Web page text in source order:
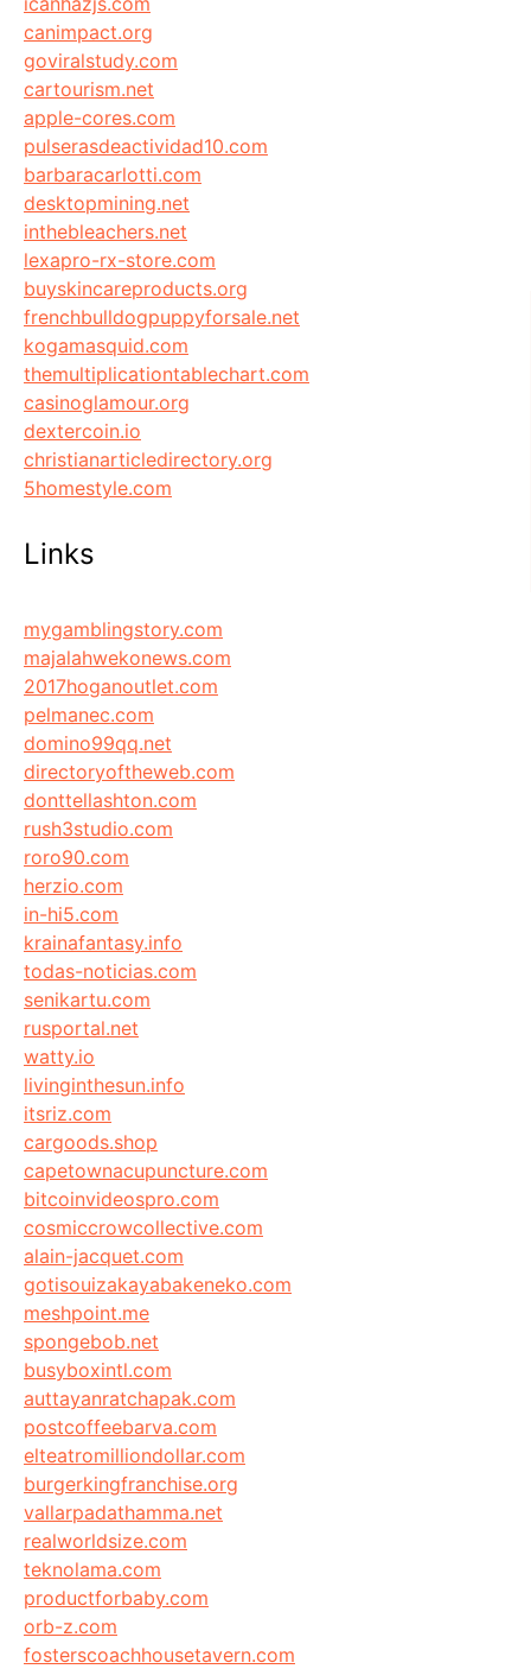
canimpact.org
goviralstudy.com
cartourism.net
apple-cores.com
pulserasdeactividad10.com
barbaracarlotti.com
desktopmining.net
inthebleachers.net
lexapro-rx-store.com
buyskincareproducts.org
frenchbulldogpuppyforsale.net
kogamasquid.com
themultiplicationtablechart.com
casinoglamour.org
dextercoin.io
christianarticledirectory.org
5homestyle.com
Links
mygamblingstory.com
majalahwekonews.com
2017hoganoutlet.com
pelmanec.com
domino99qq.net
directoryoftheweb.com
donttellashton.com
rush3studio.com
roro90.com
herzio.com
in-hi5.com
krainafantasy.info
todas-noticias.com
senikartu.com
rusportal.net
watty.io
livinginthesun.info
itsriz.com
cargoods.shop
capetownacupuncture.com
bitcoinvideospro.com
cosmiccrowcollective.com
alain-jacquet.com
gotisouizakayabakeneko.com
meshpoint.me
spongebob.net
busyboxintl.com
auttayanratchapak.com
postcoffeebarva.com
elteatromilliondollar.com
burgerkingfranchise.org
vallarpadathamma.net
realworldsize.com
teknolama.com
productforbaby.com
orb-z.com
fosterscoachhousetavern.com